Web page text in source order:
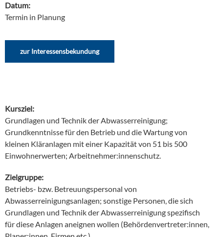
Datum:
Termin in Planung
zur Interessensbekundung
Kursziel:
Grundlagen und Technik der Abwasserreinigung;
Grundkenntnisse für den Betrieb und die Wartung von
kleinen Kläranlagen mit einer Kapazität von 51 bis 500
Einwohnerwerten; Arbeitnehmer:innenschutz.
Zielgruppe:
Betriebs- bzw. Betreuungspersonal von
Abwasserreinigungsanlagen; sonstige Personen, die sich
Grundlagen und Technik der Abwasserreinigung spezifisch
für diese Anlagen aneignen wollen (Behördenvertreter:innen,